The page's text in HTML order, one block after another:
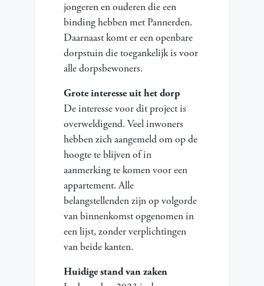
jongeren en ouderen die een
binding hebben met Pannerden.
Daarnaast komt er een openbare
dorpstuin die toegankelijk is voor
alle dorpsbewoners.
Grote interesse uit het dorp
De interesse voor dit project is
overweldigend. Veel inwoners
hebben zich aangemeld om op de
hoogte te blijven of in
aanmerking te komen voor een
appartement. Alle
belangstellenden zijn op volgorde
van binnenkomst opgenomen in
een lijst, zonder verplichtingen
van beide kanten.
Huidige stand van zaken